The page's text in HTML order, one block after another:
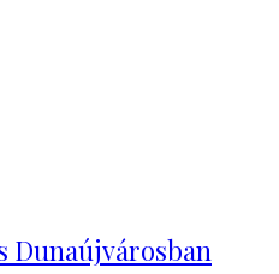
Dunaújvárosban